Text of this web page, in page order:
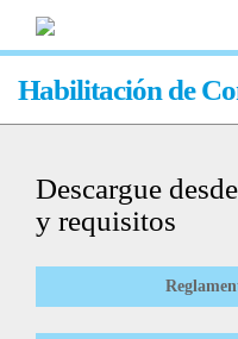
Habilitación de
Descargue
y requisitos